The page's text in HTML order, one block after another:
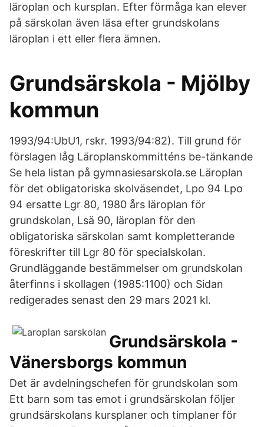
läroplan och kursplan. Efter förmåga kan elever
på särskolan även läsa efter grundskolans
läroplan i ett eller flera ämnen.
Grundsärskola - Mjölby
kommun
1993/94:UbU1, rskr. 1993/94:82). Till grund för
förslagen låg Läroplanskommitténs be-tänkande
Se hela listan på gymnasiesarskola.se Läroplan
för det obligatoriska skolväsendet, Lpo 94 Lpo
94 ersatte Lgr 80, 1980 års läroplan för
grundskolan, Lsä 90, läroplan för den
obligatoriska särskolan samt kompletterande
föreskrifter till Lgr 80 för specialskolan.
Grundläggande bestämmelser om grundskolan
återfinns i skollagen (1985:1100) och Sidan
redigerades senast den 29 mars 2021 kl.
Grundsärskola -
Vänersborgs kommun
Det är avdelningschefen för grundskolan som
Ett barn som tas emot i grundsärskolan följer
grundsärskolans kursplaner och timplaner för